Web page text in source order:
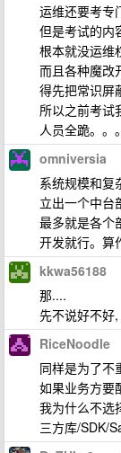
运维还要考专
但是考试的内
根本就没运维
而且各种魔改
得先把常识屏
所以之前考试
人员全跪。。。
omniversia
系统规模和复
立出一个中台
最多就是各个
开发就行。算
kkwa56188
那....
先不说好不好
RiceNoodle
同样是为了不
如果业务方要
我为什么不选
三方库/SDK/